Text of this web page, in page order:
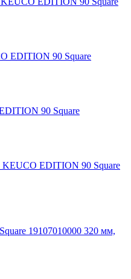
EDITION 90 Square
90 Square
KEUCO EDITION 90 Square
19107010000 320 мм,